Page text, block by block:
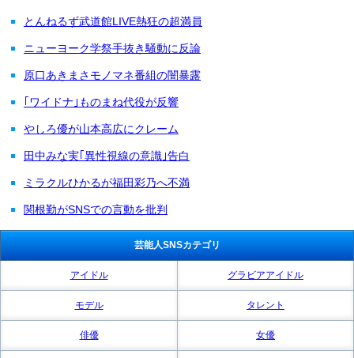
とんねるず武道館LIVE熱狂の超満員
ニューヨーク学祭手抜き騒動に反論
原口あきまさモノマネ番組の闇暴露
｢ワイドナ｣ものまね代役が反響
やしろ優が山本高広にクレーム
田中みな実｢異性視線の意識｣告白
ミラクルひかるが福田彩乃へ不満
関根勤がSNSでの言動を批判
芸能人SNSカテゴリ
アイドル グラビアアイドル
モデル タレント
俳優 女優